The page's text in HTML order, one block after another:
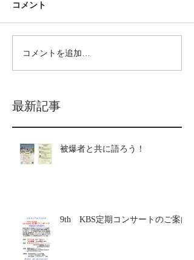
コメント
コメントを追加…
最新記事
被爆者と共に語ろう！
9th KBS定期コンサートのご案内